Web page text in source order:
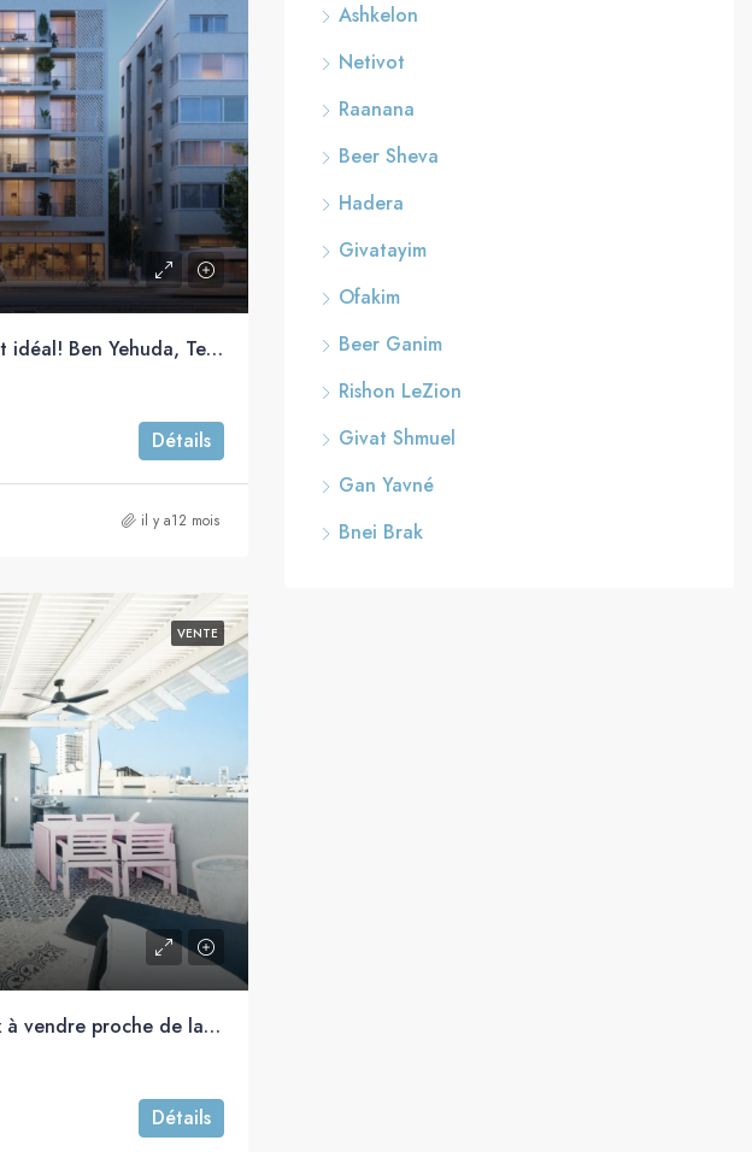
Nouveau projet, emplacement idéal! Ben Yehuda, Tel Aviv
Détails
il y a12 mois
VENTE
Magnifique Penthouse duplex à vendre proche de la mer et de Ben Yehuda, Tel Aviv
Détails
Ashkelon
Netivot
Raanana
Beer Sheva
Hadera
Givatayim
Ofakim
Beer Ganim
Rishon LeZion
Givat Shmuel
Gan Yavné
Bnei Brak